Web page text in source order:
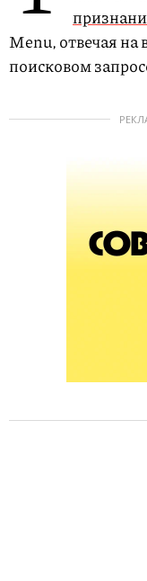
Menu, отвечая на
поисковом